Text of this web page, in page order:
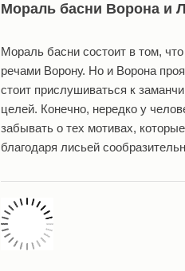
Мораль басни Ворона и
Мораль басни состоит в том,
речами Ворону. Но и Ворона
стоит прислушиваться к
целей. Конечно, нередко у
забывать о тех мотивах,
благодаря лисьей